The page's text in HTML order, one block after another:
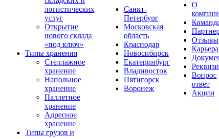
логистических
услуг
Открытие
нового склада
«под ключ»
Типы хранения
Стеллажное
хранение
Напольное
хранение
Паллетное
хранение
Адресное
хранение
Типы грузов и
Санкт-
Петербург
Московская
область
Краснодар
Новосибирск
Екатеринбург
Владивосток
Пятигорск
Воронеж
О
Отзывы
Карьера
Вопрос
ответ
Акции